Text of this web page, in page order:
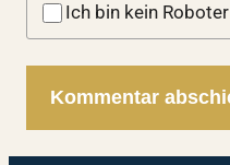
Ich bin kein Roboter